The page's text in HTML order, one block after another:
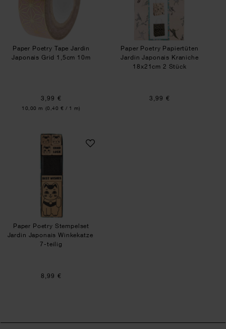
Paper Poetry Tape Jardin
Japonais Grid 1,5cm 10m
3,99 €
Inhalt:
10,00 m (0,40 € / 1 m)
Paper Poetry Papiertüten
Jardin Japonais Kraniche
18x21cm 2 Stück
3,99 €
Paper Poetry Stempelset Jardin Japonais
Paper Poetry Stempelset
Jardin Japonais Winkekatze
7-teilig
8,99 €